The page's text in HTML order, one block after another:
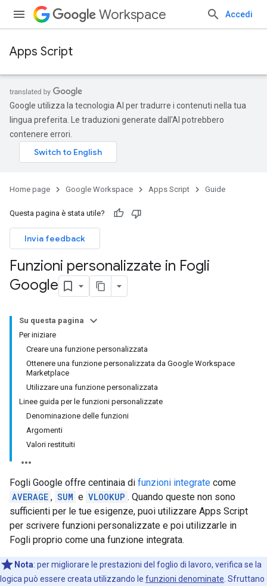
Workspace Accedi
Apps Script
Google utilizza la tecnologia AI per tradurre i contenuti nella tua
lingua preferita. Le traduzioni generate dall'AI potrebbero
contenere errori.
Home page Google Workspace Apps Script Guide
Questa pagina è stata utile?
Invia feedback
Funzioni personalizzate in Fogli
Google
Su questa pagina
Per iniziare
Creare una funzione personalizzata
Ottenere una funzione personalizzata da Google Workspace
Marketplace
Utilizzare una funzione personalizzata
Linee guida per le funzioni personalizzate
Denominazione delle funzioni
Argomenti
Valori restituiti
Fogli Google offre centinaia di funzioni integrate come
AVERAGE , SUM e VLOOKUP . Quando queste non sono
sufficienti per le tue esigenze, puoi utilizzare Apps Script
per scrivere funzioni personalizzate e poi utilizzarle in
Fogli proprio come una funzione integrata.
Nota: per migliorare le prestazioni del foglio di lavoro, verifica se la
logica può essere creata utilizzando le funzioni denominate . Sfruttano